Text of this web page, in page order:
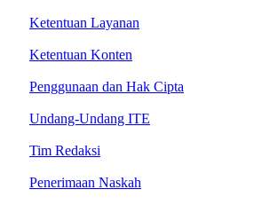
Ketentuan Layanan
Ketentuan Konten
Penggunaan dan Hak Cipta
Undang-Undang ITE
Tim Redaksi
Penerimaan Naskah